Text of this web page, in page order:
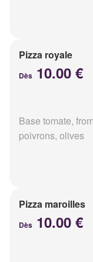
Pizza royale
Dès 10.00 €
Base tomate,
poivrons, olives
Pizza maroilles
Dès 10.00 €